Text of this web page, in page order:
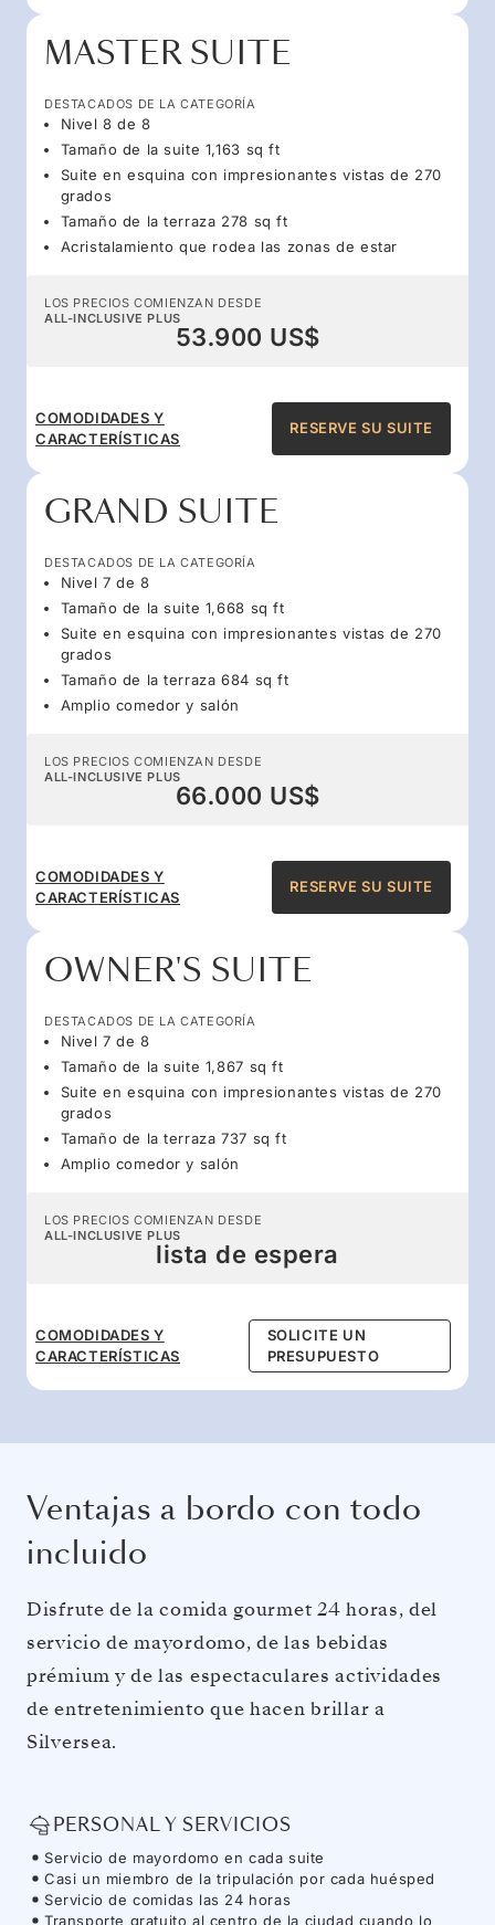
MASTER SUITE
DESTACADOS DE LA CATEGORÍA
Nivel 8 de 8
Tamaño de la suite 1,163 sq ft
Suite en esquina con impresionantes vistas de 270
grados
Tamaño de la terraza 278 sq ft
Acristalamiento que rodea las zonas de estar
LOS PRECIOS COMIENZAN DESDE
ALL-INCLUSIVE PLUS
53.900 US$
COMODIDADES Y
CARACTERÍSTICAS
RESERVE SU SUITE
GRAND SUITE
DESTACADOS DE LA CATEGORÍA
Nivel 7 de 8
Tamaño de la suite 1,668 sq ft
Suite en esquina con impresionantes vistas de 270
grados
Tamaño de la terraza 684 sq ft
Amplio comedor y salón
LOS PRECIOS COMIENZAN DESDE
ALL-INCLUSIVE PLUS
66.000 US$
COMODIDADES Y
CARACTERÍSTICAS
RESERVE SU SUITE
OWNER'S SUITE
DESTACADOS DE LA CATEGORÍA
Nivel 7 de 8
Tamaño de la suite 1,867 sq ft
Suite en esquina con impresionantes vistas de 270
grados
Tamaño de la terraza 737 sq ft
Amplio comedor y salón
LOS PRECIOS COMIENZAN DESDE
ALL-INCLUSIVE PLUS
lista de espera
COMODIDADES Y
CARACTERÍSTICAS
SOLICITE UN
PRESUPUESTO
Ventajas a bordo con todo
incluido
Disfrute de la comida gourmet 24 horas, del
servicio de mayordomo, de las bebidas
prémium y de las espectaculares actividades
de entretenimiento que hacen brillar a
Silversea.
PERSONAL Y SERVICIOS
Servicio de mayordomo en cada suite
Casi un miembro de la tripulación por cada huésped
Servicio de comidas las 24 horas
Transporte gratuito al centro de la ciudad cuando lo